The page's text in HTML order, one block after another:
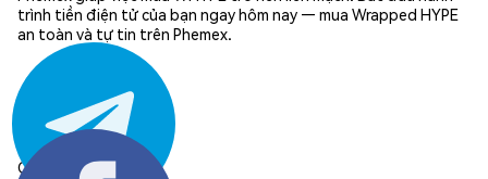
trình tiền điện tử của bạn ngay hôm nay — mua Wrapped HYPE
an toàn và tự tin trên Phemex.
Chia sẻ: